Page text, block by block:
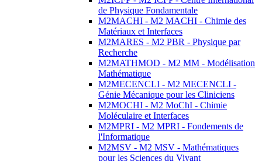
de Physique Fondamentale
M2MACHI - M2 MACHI - Chimie des
Matériaux et Interfaces
M2MARES - M2 PBR - Physique par
Recherche
M2MATHMOD - M2 MM - Modélisation
Mathématique
M2MECENCLI - M2 MECENCLI -
Génie Mécanique pour les Cliniciens
M2MOCHI - M2 MoChI - Chimie
Moléculaire et Interfaces
M2MPRI - M2 MPRI - Fondements de
l'Informatique
M2MSV - M2 MSV - Mathématiques
pour les Sciences du Vivant